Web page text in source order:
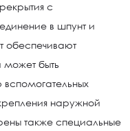
с
в шпунт и
обеспечивают
может быть
наружной
также специальные